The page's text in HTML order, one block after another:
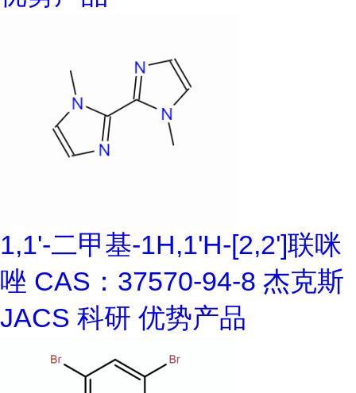
1,1'-二甲基-1H,1'H-[2,2']联咪
唑 CAS：37570-94-8 杰克斯
JACS 科研 优势产品